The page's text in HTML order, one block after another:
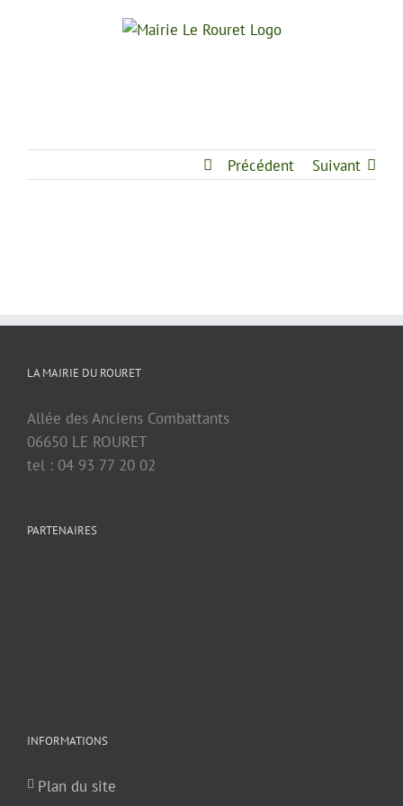
Précédent Suivant
LA MAIRIE DU ROURET
Allée des Anciens Combattants
06650 LE ROURET
tel : 04 93 77 20 02
PARTENAIRES
INFORMATIONS
Plan du site